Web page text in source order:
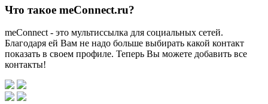
Что такое meConnect.ru?
meConnect - это мультиссылка для социальных сетей.
Благодаря ей Вам не надо больше выбирать какой контакт
показать в своем профиле. Теперь Вы можете добавить все
контакты!